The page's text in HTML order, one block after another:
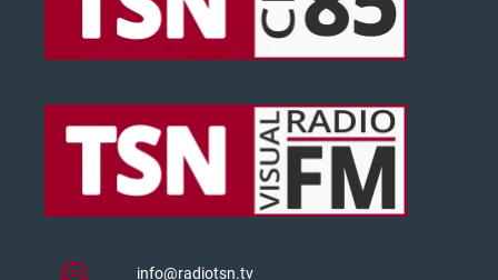
info@radiotsn.tv